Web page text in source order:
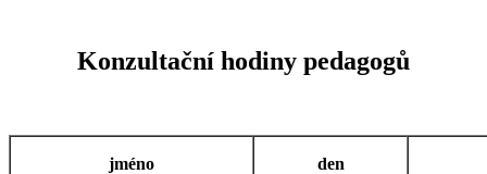
Konzultační hodiny pedagogů
jméno den